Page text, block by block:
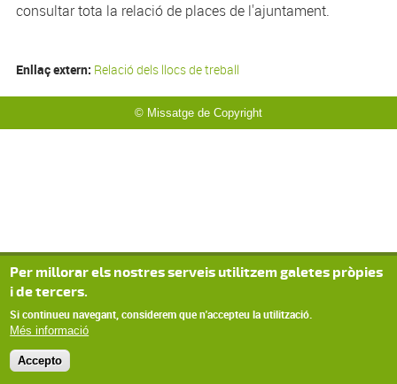
consultar tota la relació de places de l'ajuntament.
Enllaç extern: Relació dels llocs de treball
© Missatge de Copyright
Per millorar els nostres serveis utilitzem galetes pròpies
i de tercers.
Si continueu navegant, considerem que n'accepteu la utilització.
Més informació
Accepto